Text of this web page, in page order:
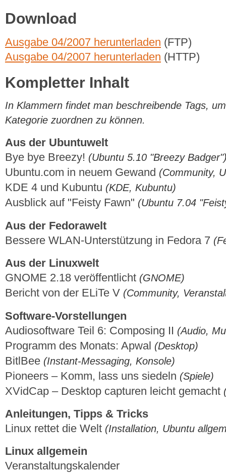
Download
Ausgabe 04/2007 herunterladen (FTP)
Ausgabe 04/2007 herunterladen (HTTP)
Kompletter Inhalt
In Klammern findet man beschreibende Tags,
Kategorie zuordnen zu können.
Aus der Ubuntuwelt
Bye bye Breezy! (Ubuntu 5.10 "Breezy
Ubuntu.com in neuem Gewand (Community,
KDE 4 und Kubuntu (KDE, Kubuntu)
Ausblick auf "Feisty Fawn" (Ubuntu 7.04
Aus der Fedorawelt
Bessere WLAN-Unterstützung in Fedora 7
Aus der Linuxwelt
GNOME 2.18 veröffentlicht (GNOME)
Bericht von der ELiTe V (Community,
Software-Vorstellungen
Audiosoftware Teil 6: Composing II (Audio,
Programm des Monats: Apwal (Desktop)
BitlBee (Instant-Messaging, Konsole)
Pioneers – Komm, lass uns siedeln (Spiele)
XVidCap – Desktop capturen leicht gemacht
Anleitungen, Tipps & Tricks
Linux rettet die Welt (Installation, Ubuntu
Linux allgemein
Veranstaltungskalender